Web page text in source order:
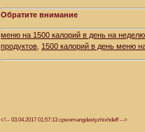
Обратите внимание
меню на 1500 калорий в день на
продуктов 1500 калорий в день меню
<!-- 03.04.2017 01:57:13 cpwomangdestyzhixhdeff -->